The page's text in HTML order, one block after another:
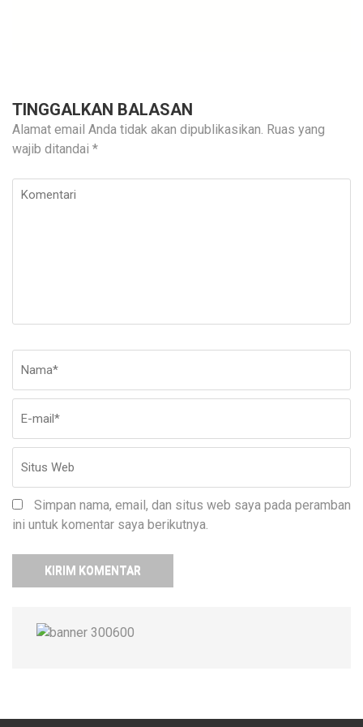
TINGGALKAN BALASAN
Alamat email Anda tidak akan dipublikasikan. Ruas yang
wajib ditandai *
Komentari
Simpan nama, email, dan situs web saya pada peramban
ini untuk komentar saya berikutnya.